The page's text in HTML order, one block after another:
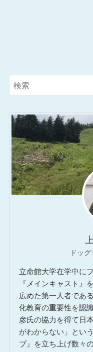
ドッ
立命館大学在学中に
『メインキャスト』
広めた第一人者であ
化教育の重要性を認
彦氏の協力を得て日
がわからない」とい
ブ』を立ち上げ数々